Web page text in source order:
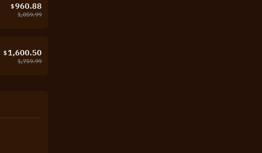
$960.88
1,059.99
$ 1,600.50
1,759.99